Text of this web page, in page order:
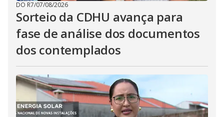
DO R7/07/08/2026
Sorteio da CDHU avança para
fase de análise dos documentos
dos contemplados